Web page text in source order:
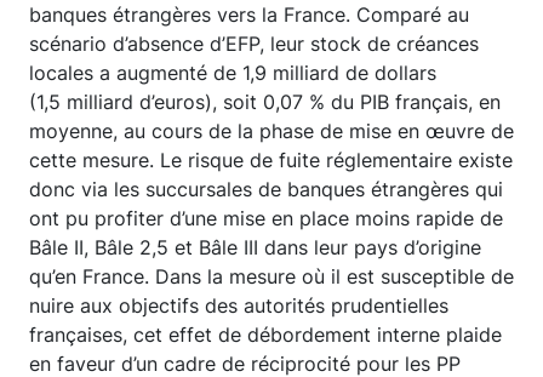
banques étrangères vers la France. Comparé au
scénario d’absence d’EFP, leur stock de créances
locales a augmenté de 1,9 milliard de dollars
(1,5 milliard d’euros), soit 0,07 % du PIB français, en
moyenne, au cours de la phase de mise en œuvre de
cette mesure. Le risque de fuite réglementaire existe
donc via les succursales de banques étrangères qui
ont pu profiter d’une mise en place moins rapide de
Bâle II, Bâle 2,5 et Bâle III dans leur pays d’origine
qu’en France. Dans la mesure où il est susceptible de
nuire aux objectifs des autorités prudentielles
françaises, cet effet de débordement interne plaide
en faveur d’un cadre de réciprocité pour les PP